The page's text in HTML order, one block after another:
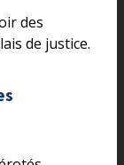
des
de justice.